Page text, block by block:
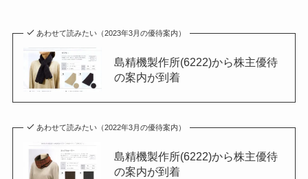
あわせて読みたい（2023年3月の優待案内）
島精機製作所(6222)から株主優待
の案内が到着
あわせて読みたい（2022年3月の優待案内）
島精機製作所(6222)から株主優待
の案内が到着